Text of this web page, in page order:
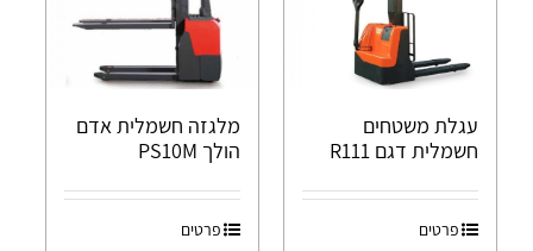
עגלת משטחים
חשמלית דגם R111
פרטים
מלגזה חשמלית אדם
הולך PS10M
פרטים